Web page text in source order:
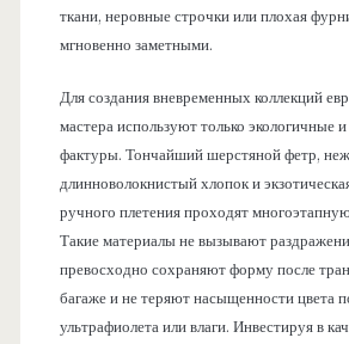
ткани, неровные строчки или плохая
мгновенно заметными.
Для создания вневременных коллекций
мастера используют только экологичные
фактуры. Тончайший шерстяной фетр,
длинноволокнистый хлопок и
ручного плетения проходят
Такие материалы не вызывают
превосходно сохраняют форму после
багаже и не теряют насыщенности цвета
ультрафиолета или влаги. Инвестируя в